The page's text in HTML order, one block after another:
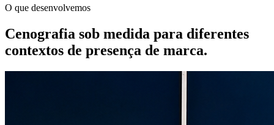
O que desenvolvemos
Cenografia sob medida para diferentes
contextos de presença de marca.